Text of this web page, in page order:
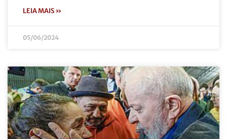
LEIA MAIS »
05/06/2024